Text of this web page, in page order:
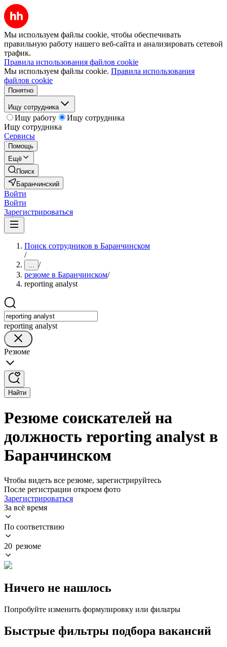
Мы используем файлы cookie, чтобы обеспечивать
правильную работу нашего веб-сайта и анализировать сетевой
трафик.
Правила использования файлов cookie
Мы используем файлы cookie. Правила использования
файлов cookie
Понятно
Ищу сотрудника
Ищу работу
Ищу сотрудника
Ищу сотрудника
Сервисы
Помощь
Ещё
Поиск
Баранчинский
Войти
Войти
Зарегистрироваться
Поиск сотрудников в Баранчинском
/
... /
резюме в Баранчинском/
reporting analyst
reporting analyst
Резюме
Найти
Резюме соискателей на
должность reporting analyst в
Баранчинском
Чтобы видеть все резюме, зарегистрируйтесь
После регистрации откроем фото
Зарегистрироваться
За всё время
По соответствию
20 резюме
Ничего не нашлось
Попробуйте изменить формулировку или фильтры
Быстрые фильтры подбора вакансий